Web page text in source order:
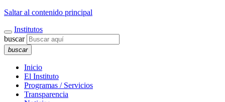
Saltar al contenido principal
Institutos
buscar
buscar
Inicio
El Instituto
Programas / Servicios
Transparencia